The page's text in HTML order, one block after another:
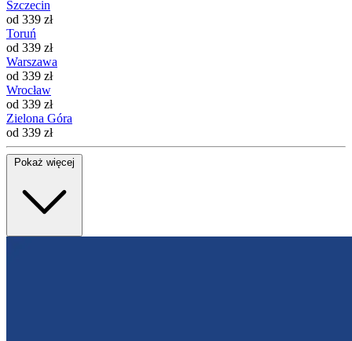
Szczecin
od 339 zł
Toruń
od 339 zł
Warszawa
od 339 zł
Wrocław
od 339 zł
Zielona Góra
od 339 zł